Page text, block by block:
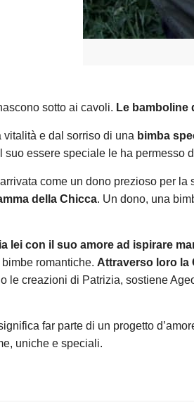
sotto ai cavoli. Le bamboline
e dal sorriso di una bimba
suo essere speciale le ha
come un dono prezioso per
della Chicca. Un dono, una
lei con il suo amore ad ispirare
romantiche. Attraverso loro la
le creazioni di Patrizia, sostiene
far parte di un progetto
uniche e speciali.